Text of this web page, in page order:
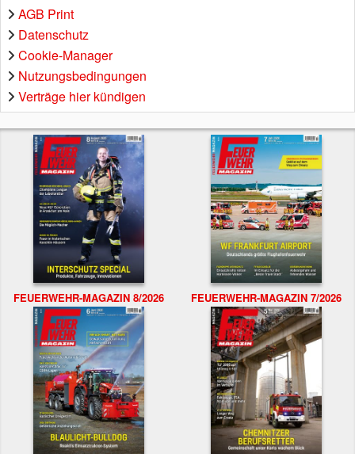
AGB Print
Datenschutz
Cookie-Manager
Nutzungsbedingungen
Verträge hier kündigen
FEUERWEHR-MAGAZIN 8/2026 FEUERWEHR-MAGAZIN 7/2026